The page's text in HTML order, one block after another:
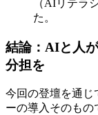
（AIリテラ
た。
結論：AIと人
分担を
今回の登壇を通じ
ーの導入そのもの